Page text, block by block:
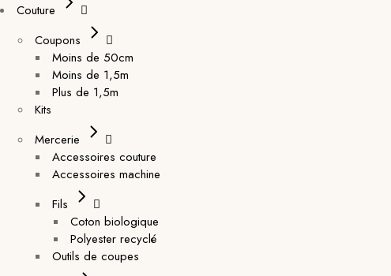
Couture
Coupons
Moins de 50cm
Moins de 1,5m
Plus de 1,5m
Kits
Mercerie
Accessoires couture
Accessoires machine
Fils
Coton biologique
Polyester recyclé
Outils de coupes